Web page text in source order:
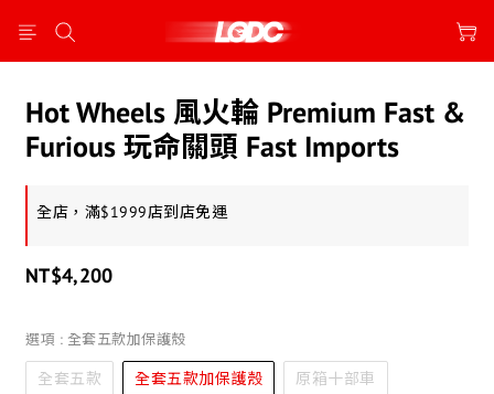
Hot Wheels 風火輪 Premium Fast &
Furious 玩命關頭 Fast Imports
全店，滿$1999店到店免運
NT$4,200
選項 : 全套五款加保護殼
全套五款 全套五款加保護殼 原箱十部車